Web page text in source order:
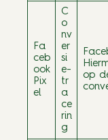
Fa
ceb
ook
Pix
el
C
o
nv
er
si
e-
tr
a
ce
rin
g
op